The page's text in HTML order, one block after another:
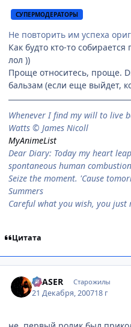
СУПЕРМОДЕРАТОРЫ
Не повторить им успеха
Как будто кто-то
лол ))
Проще относитесь, проще.
бальзам (если еще выйдет,
When­ever I find my will to live
Watts © James Nicoll
MyAnimeList
Dear Diary: Today my heart
spontaneous human
Seize the moment. 'Cause
Summers
Careful what you wish, you
Цитата
ERASER Старожилы
21 Декабря, 200718 г